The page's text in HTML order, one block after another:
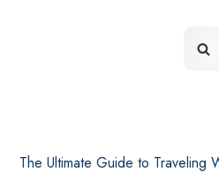
The Ultimate Guide to Traveling